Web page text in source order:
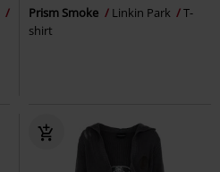
Prism Smoke Linkin Park
T-
shirt